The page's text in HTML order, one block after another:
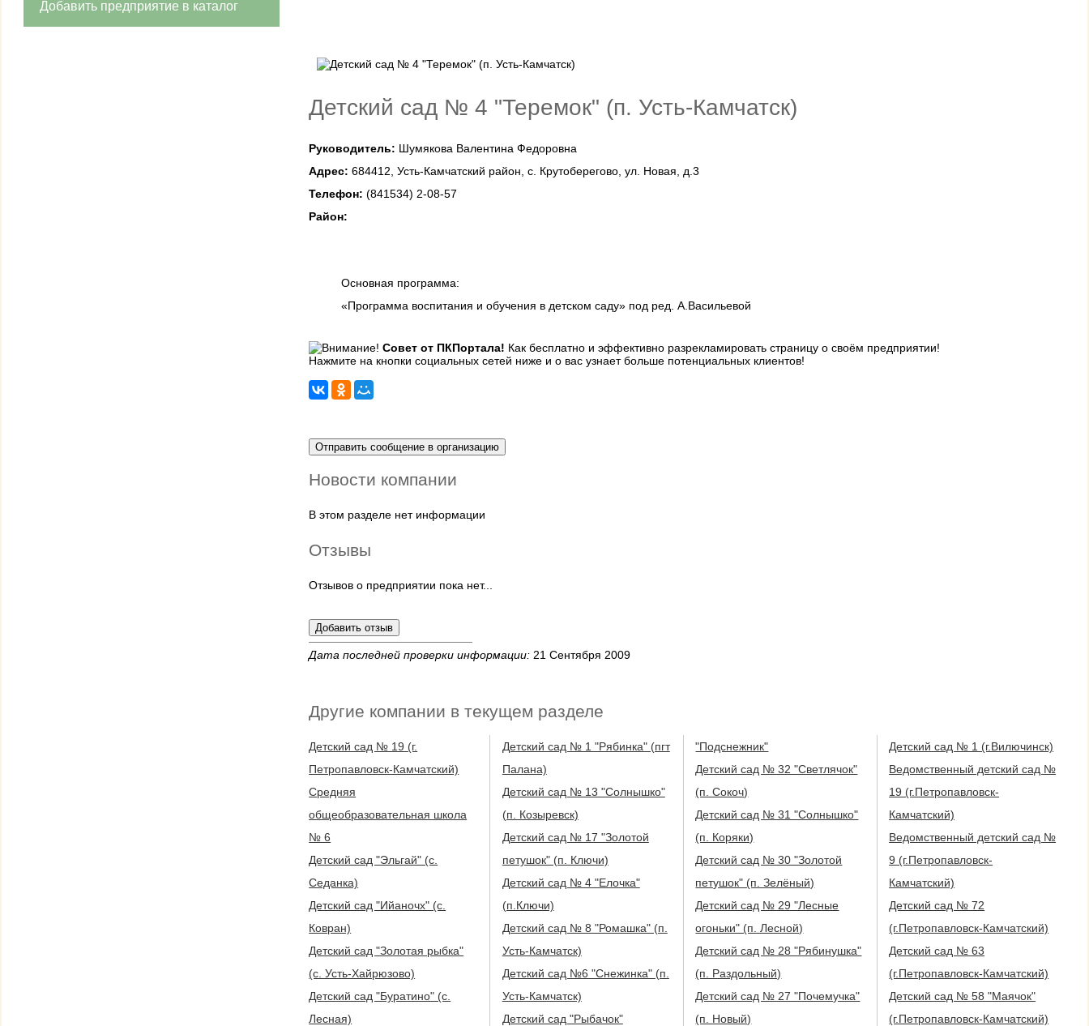
Добавить предприятие в каталог
Детский сад № 4 "Теремок" (п. Усть-Камчатск)
Руководитель: Шумякова Валентина Федоровна
Адрес: 684412, Усть-Камчатский район, с. Крутоберегово, ул. Новая, д.3
Телефон: (841534) 2-08-57
Район:
Основная программа:
«Программа воспитания и обучения в детском саду» под ред. А.Васильевой
Совет от ПКПортала! Как бесплатно и эффективно разрекламировать страницу о своём предприятии!
Нажмите на кнопки социальных сетей ниже и о вас узнает больше потенциальных клиентов!
Новости компании
В этом разделе нет информации
Отзывы
Отзывов о предприятии пока нет...
Дата последней проверки информации: 21 Сентября 2009
Другие компании в текущем разделе
Детский сад № 19 (г.
Петропавловск-Камчатский)
Средняя
общеобразовательная школа
№ 6
Детский сад "Эльгай" (с.
Седанка)
Детский сад "Ийаночх" (с.
Ковран)
Детский сад "Золотая рыбка"
(с. Усть-Хайрюзово)
Детский сад "Буратино" (с.
Лесная)
Детский сад № 1 "Рябинка" (пгт
Палана)
Детский сад № 13 "Солнышко"
(п. Козыревск)
Детский сад № 17 "Золотой
петушок" (п. Ключи)
Детский сад № 4 "Елочка"
(п.Ключи)
Детский сад № 8 "Ромашка" (п.
Усть-Камчатск)
Детский сад №6 "Снежинка" (п.
Усть-Камчатск)
Детский сад "Рыбачок"
"Подснежник"
Детский сад № 32 "Светлячок"
(п. Сокоч)
Детский сад № 31 "Солнышко"
(п. Коряки)
Детский сад № 30 "Золотой
петушок" (п. Зелёный)
Детский сад № 29 "Лесные
огоньки" (п. Лесной)
Детский сад № 28 "Рябинушка"
(п. Раздольный)
Детский сад № 27 "Почемучка"
(п. Новый)
Детский сад № 1 (г.Вилючинск)
Ведомственный детский сад №
19 (г.Петропавловск-
Камчатский)
Ведомственный детский сад №
9 (г.Петропавловск-
Камчатский)
Детский сад № 72
(г.Петропавловск-Камчатский)
Детский сад № 63
(г.Петропавловск-Камчатский)
Детский сад № 58 "Маячок"
(г.Петропавловск-Камчатский)